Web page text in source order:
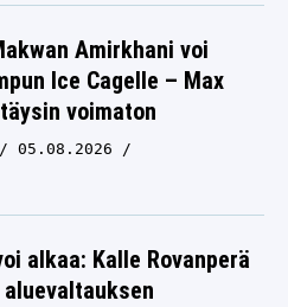
Amirkhani voi
Ice Cagelle – Max
voimaton
05.08.2026
alkaa: Kalle Rovanperä